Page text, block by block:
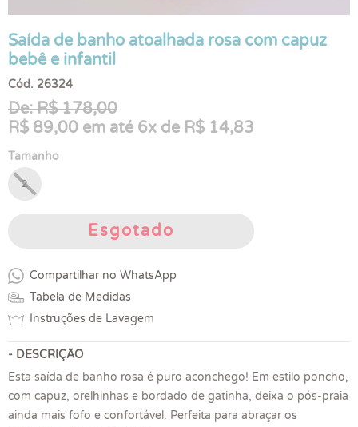
Saída de banho atoalhada rosa com capuz
bebê e infantil
Cód. 26324
De: R$ 178,00
R$ 89,00 em até 6x de R$ 14,83
Tamanho
2
Esgotado
Compartilhar no WhatsApp
Tabela de Medidas
Instruções de Lavagem
- DESCRIÇÃO
Esta saída de banho rosa é puro aconchego! Em estilo poncho,
com capuz, orelhinhas e bordado de gatinha, deixa o pós-praia
ainda mais fofo e confortável. Perfeita para abraçar os